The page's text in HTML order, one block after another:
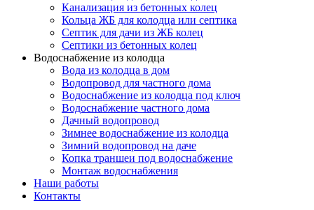
Канализация из бетонных колец
Кольца ЖБ для колодца или септика
Септик для дачи из ЖБ колец
Септики из бетонных колец
Водоснабжение из колодца
Вода из колодца в дом
Водопровод для частного дома
Водоснабжение из колодца под ключ
Водоснабжение частного дома
Дачный водопровод
Зимнее водоснабжение из колодца
Зимний водопровод на даче
Копка траншеи под водоснабжение
Монтаж водоснабжения
Наши работы
Контакты